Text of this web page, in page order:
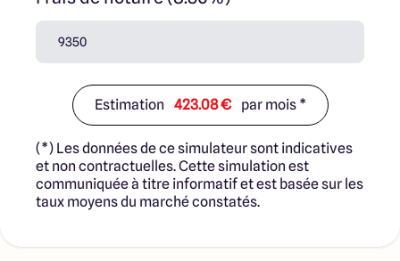
Estimation 423.08 € par mois *
(*) Les données de ce simulateur sont indicatives
et non contractuelles. Cette simulation est
communiquée à titre informatif et est basée sur les
taux moyens du marché constatés.